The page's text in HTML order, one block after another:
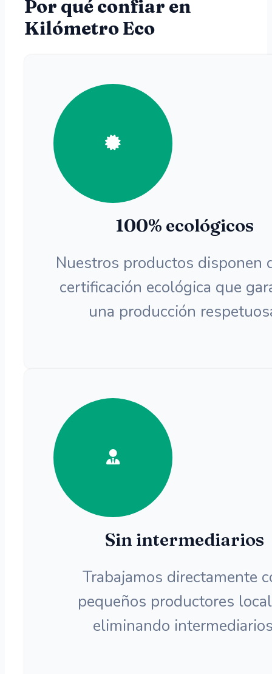
Por qué confiar en
Kilómetro Eco
100% ecológicos
Nuestros productos disponen
certificación ecológica que
una producción
Sin intermediarios
Trabajamos directamente
pequeños productores
eliminando